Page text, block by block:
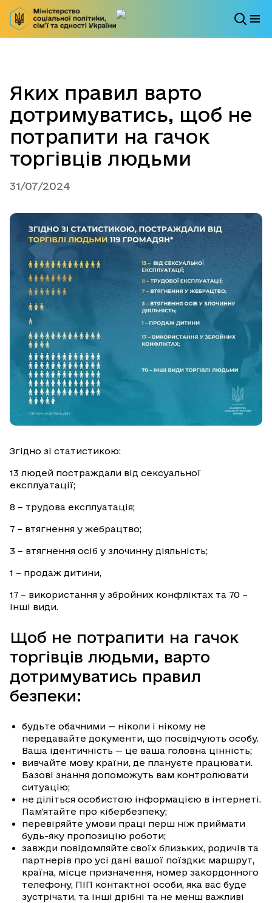
Яких правил варто
дотримуватись, щоб не
потрапити на гачок
торгівців людьми
31/07/2024
Згідно зі статистикою:
13 людей постраждали від сексуальної
експлуатації;
8 – трудова експлуатація;
7 – втягнення у жебрацтво;
3 – втягнення осіб у злочинну діяльність;
1 – продаж дитини,
17 – використання у збройних конфліктах та 70 –
інші види.
Щоб не потрапити на гачок
торгівців людьми, варто
дотримуватись правил
безпеки:
будьте обачними — ніколи і нікому не
передавайте документи, що посвідчують особу.
Ваша ідентичність — це ваша головна цінність;
вивчайте мову країни, де плануєте працювати.
Базові знання допоможуть вам контролювати
ситуацію;
не діліться особистою інформацією в інтернеті.
Пам'ятайте про кібербезпеку;
перевіряйте умови праці перш ніж приймати
будь-яку пропозицію роботи;
завжди повідомляйте своїх близьких, родичів та
партнерів про усі дані вашої поїздки: маршрут,
країна, місце призначення, номер закордонного
телефону, ПІП контактної особи, яка вас буде
зустрічати, та інші дрібні та не менш важливі